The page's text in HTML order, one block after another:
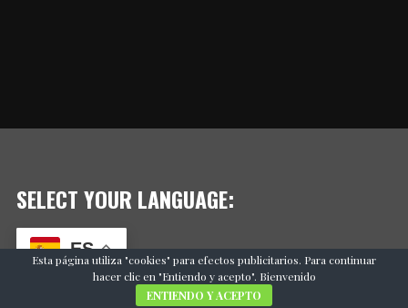
SELECT YOUR LANGUAGE:
ES
Esta página utiliza "cookies" para efectos publicitarios. Para continuar
hacer clic en "Entiendo y acepto". Bienvenido
ENTIENDO Y ACEPTO